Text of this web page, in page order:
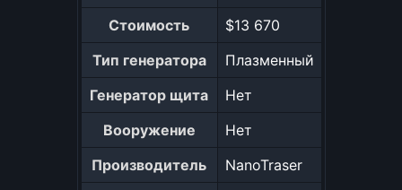
Стоимость
$13 670
Тип генератора
Плазменный
Генератор щита
Нет
Вооружение
Нет
Производитель
NanoTraser